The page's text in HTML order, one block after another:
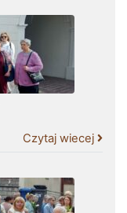
Czytaj wiecej